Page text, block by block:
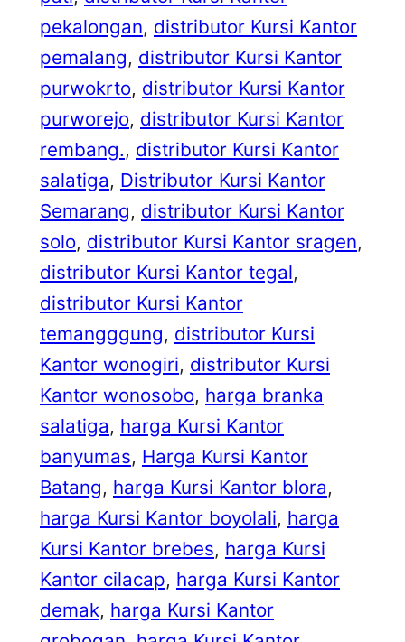
pekalongan, distributor Kursi Kantor
pemalang, distributor Kursi Kantor
purwokrto, distributor Kursi Kantor
purworejo, distributor Kursi Kantor
rembang., distributor Kursi Kantor
salatiga, Distributor Kursi Kantor
Semarang, distributor Kursi Kantor
solo, distributor Kursi Kantor sragen
distributor Kursi Kantor tegal
distributor Kursi Kantor
temangggung, distributor Kursi
Kantor wonogiri, distributor Kursi
Kantor wonosobo, harga branka
salatiga, harga Kursi Kantor
banyumas, Harga Kursi Kantor
Batang, harga Kursi Kantor blora
harga Kursi Kantor boyolali, harga
Kursi Kantor brebes, harga Kursi
Kantor cilacap, harga Kursi Kantor
demak, harga Kursi Kantor